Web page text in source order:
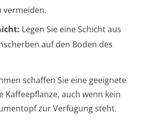
vermeiden.
Legen Sie eine Schicht aus
auf den Boden des
schaffen Sie eine geeignete
Kaffeepflanze, auch wenn kein
zur Verfügung steht.